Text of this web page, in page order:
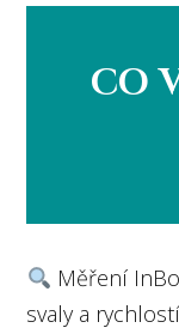
CO
Měření
svaly a